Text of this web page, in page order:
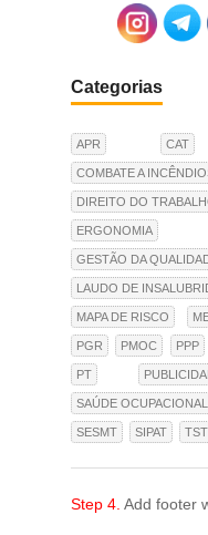
Categorias
APR CAT
COMBATE A
DIREITO DO
ERGONOMIA
GESTÃO DA
LAUDO DE
MAPA DE RISCO
PGR PMOC PPP
PT
SAÚDE OCUPACIONAL
SESMT SIPAT TST
Step 4. Add footer